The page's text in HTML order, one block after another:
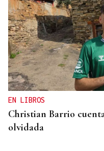
EN LIBROS
Christian Barrio
olvidada